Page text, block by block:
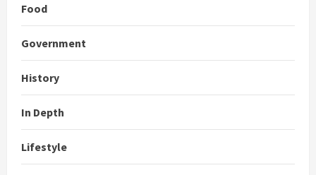
Food
Government
History
In Depth
Lifestyle